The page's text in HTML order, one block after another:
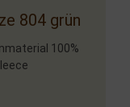
804 grün
100%